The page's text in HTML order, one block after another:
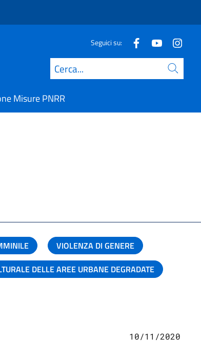
Seguici su:
Cerca
Misure PNRR
VIOLENZA DI GENERE
DELLE AREE URBANE DEGRADATE
10/11/2020